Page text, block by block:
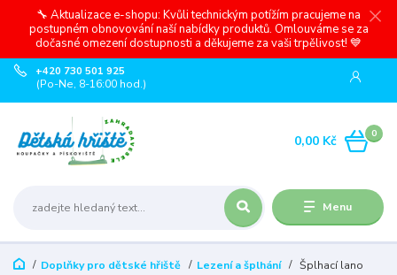
🔧 Aktualizace e-shopu: Kvůli technickým potížím pracujeme na
postupném obnovování naší nabídky produktů. Omlouváme se za
dočasné omezení dostupnosti a děkujeme za vaši trpělivost! 💙
Menu
+420 730 501 925
(Po-Ne, 8-16:00 hod.)
0
0,00 Kč
Doplňky pro dětské hřiště Lezení a šplhání
Šplhací lano